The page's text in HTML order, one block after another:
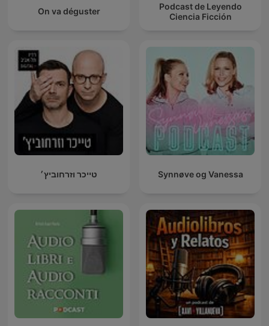
On va déguster
Podcast de Leyendo
Ciencia Ficción
טייכר וזרחוביץ׳ Synnøve og Vanessa